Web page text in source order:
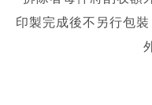
印製完成後不另行包